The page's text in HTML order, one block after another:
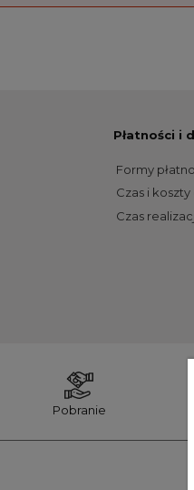
Płatności i
Formy
Czas i
Czas
Pobranie